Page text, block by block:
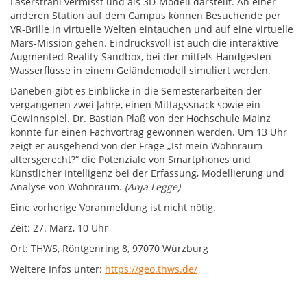
anderen Station auf dem Campus können Besuchende per
VR-Brille in virtuelle Welten eintauchen und auf eine virtuelle
Mars-Mission gehen. Eindrucksvoll ist auch die interaktive
Augmented-Reality-Sandbox, bei der mittels Handgesten
Wasserflüsse in einem Geländemodell simuliert werden.
Daneben gibt es Einblicke in die Semesterarbeiten der
vergangenen zwei Jahre, einen Mittagssnack sowie ein
Gewinnspiel. Dr. Bastian Plaß von der Hochschule Mainz
konnte für einen Fachvortrag gewonnen werden. Um 13 Uhr
zeigt er ausgehend von der Frage „Ist mein Wohnraum
altersgerecht?“ die Potenziale von Smartphones und
künstlicher Intelligenz bei der Erfassung, Modellierung und
Analyse von Wohnraum. (Anja Legge)
Eine vorherige Voranmeldung ist nicht nötig.
Zeit: 27. März, 10 Uhr
Ort: THWS, Röntgenring 8, 97070 Würzburg
Weitere Infos unter: https://geo.thws.de/